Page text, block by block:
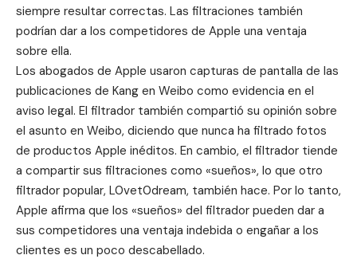
siempre resultar correctas. Las filtraciones también
podrían dar a los competidores de Apple una ventaja
sobre ella.
Los abogados de Apple usaron capturas de pantalla de las
publicaciones de Kang en Weibo como evidencia en el
aviso legal. El filtrador también compartió su opinión sobre
el asunto en Weibo, diciendo que nunca ha filtrado fotos
de productos Apple inéditos. En cambio, el filtrador tiende
a compartir sus filtraciones como «sueños», lo que otro
filtrador popular, L0vet0dream, también hace. Por lo tanto,
Apple afirma que los «sueños» del filtrador pueden dar a
sus competidores una ventaja indebida o engañar a los
clientes es un poco descabellado.